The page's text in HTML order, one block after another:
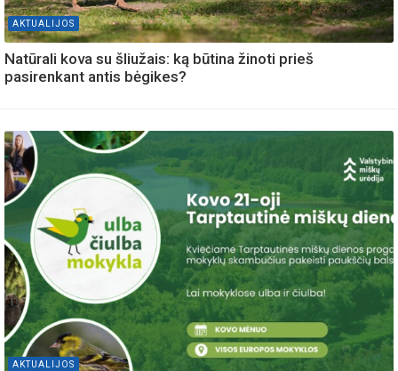
AKTUALIJOS
Natūrali kova su šliužais: ką būtina žinoti prieš
pasirenkant antis bėgikes?
AKTUALIJOS